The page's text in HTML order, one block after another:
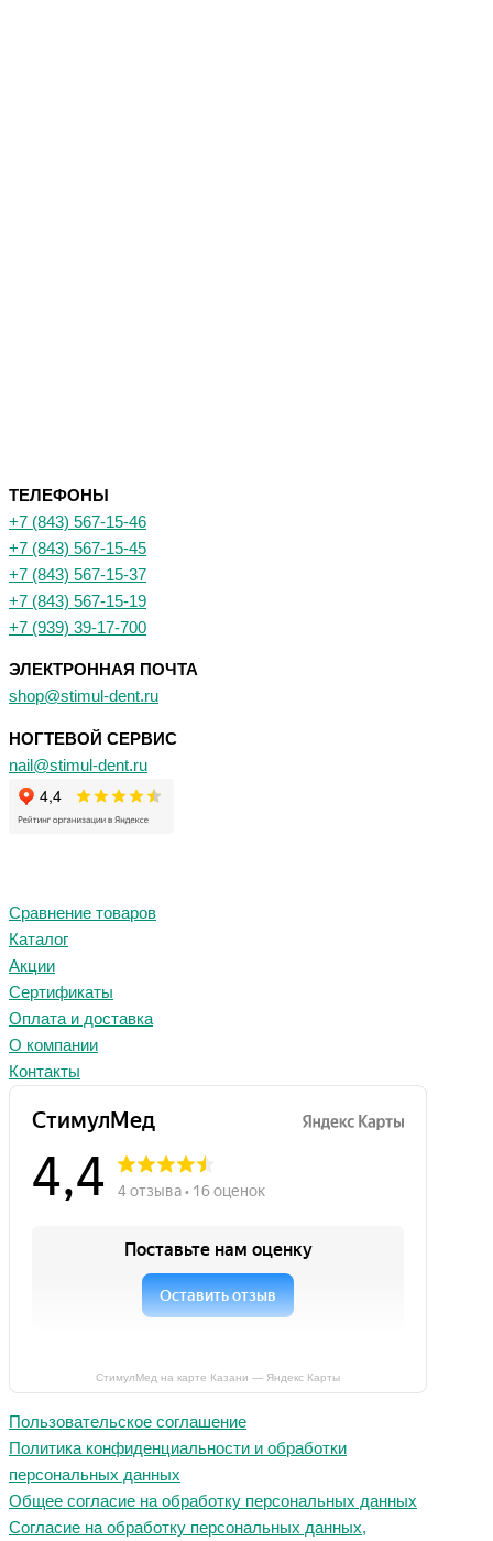
ТЕЛЕФОНЫ
+7 (843) 567-15-46
+7 (843) 567-15-45
+7 (843) 567-15-37
+7 (843) 567-15-19
+7 (939) 39-17-700
ЭЛЕКТРОННАЯ ПОЧТА
shop@stimul-dent.ru
НОГТЕВОЙ СЕРВИС
nail@stimul-dent.ru
Сравнение товаров
Каталог
Акции
Сертификаты
Оплата и доставка
О компании
Контакты
СтимулМед на карте Казани — Яндекс Карты
Пользовательское соглашение
Политика конфиденциальности и обработки
персональных данных
Общее согласие на обработку персональных данных
Согласие на обработку персональных данных,